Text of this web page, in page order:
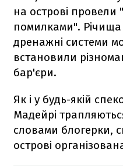
на острові провели
помилками". Річища
дренажні системи
встановили
бар'єри.
Як і у будь-якій
Мадейрі
словами блогерки,
острові